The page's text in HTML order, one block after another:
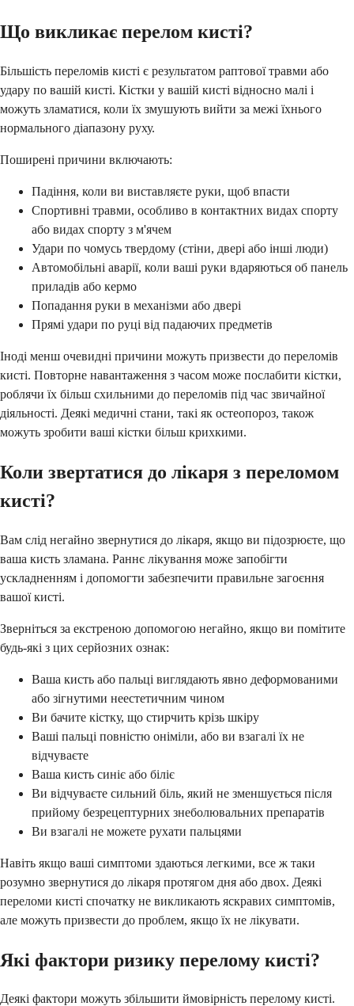
Що викликає перелом кисті?
Більшість переломів кисті є результатом раптової травми або
удару по вашій кисті. Кістки у вашій кисті відносно малі і
можуть зламатися, коли їх змушують вийти за межі їхнього
нормального діапазону руху.
Поширені причини включають:
Падіння, коли ви виставляєте руки, щоб впасти
Спортивні травми, особливо в контактних видах спорту
або видах спорту з м'ячем
Удари по чомусь твердому (стіни, двері або інші люди)
Автомобільні аварії, коли ваші руки вдаряються об панель
приладів або кермо
Попадання руки в механізми або двері
Прямі удари по руці від падаючих предметів
Іноді менш очевидні причини можуть призвести до переломів
кисті. Повторне навантаження з часом може послабити кістки,
роблячи їх більш схильними до переломів під час звичайної
діяльності. Деякі медичні стани, такі як остеопороз, також
можуть зробити ваші кістки більш крихкими.
Коли звертатися до лікаря з переломом
кисті?
Вам слід негайно звернутися до лікаря, якщо ви підозрюєте, що
ваша кисть зламана. Раннє лікування може запобігти
ускладненням і допомогти забезпечити правильне загоєння
вашої кисті.
Зверніться за екстреною допомогою негайно, якщо ви помітите
будь-які з цих серйозних ознак:
Ваша кисть або пальці виглядають явно деформованими
або зігнутими неестетичним чином
Ви бачите кістку, що стирчить крізь шкіру
Ваші пальці повністю оніміли, або ви взагалі їх не
відчуваєте
Ваша кисть синіє або біліє
Ви відчуваєте сильний біль, який не зменшується після
прийому безрецептурних знеболювальних препаратів
Ви взагалі не можете рухати пальцями
Навіть якщо ваші симптоми здаються легкими, все ж таки
розумно звернутися до лікаря протягом дня або двох. Деякі
переломи кисті спочатку не викликають яскравих симптомів,
але можуть призвести до проблем, якщо їх не лікувати.
Які фактори ризику перелому кисті?
Деякі фактори можуть збільшити ймовірність перелому кисті.